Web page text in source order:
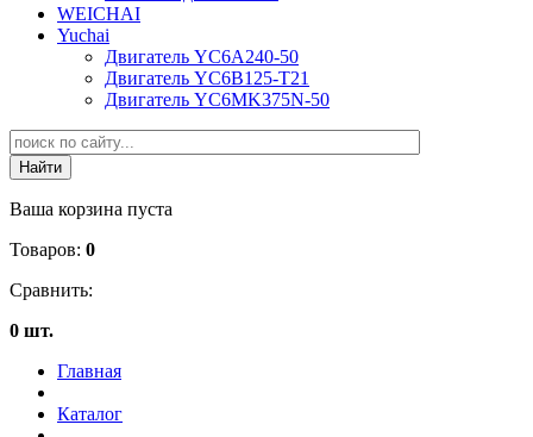
WEICHAI
Yuchai
Двигатель YC6A240-50
Двигатель YC6B125-T21
Двигатель YC6MK375N-50
Ваша корзина пуста
Товаров: 0
Сравнить:
0 шт.
Главная
Каталог